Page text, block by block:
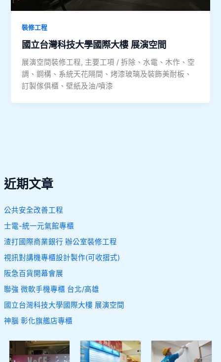
近期文章
公共安全改善工程
士電-統一元氣館專櫃
渣打國際商業銀行 辦公室裝修工程
視訊對講機專櫃設計製作(可收摺式)
阪急百貨開幕會展
聯強 微軟手機專櫃 台北/高雄
國立台灣科技大學國際大樓 展演空間
神腦 彰化旗艦店專櫃
裝修工程
國立台灣科技大學國際大樓 展演空間
展演空間裝修工程, 主要工項 / 拆除、水電、木作、空
調、鋼構、系統天花隔間、烤漆玻璃及裝飾美耐板、
訂製傢俱櫃、壁紙及油/噴漆